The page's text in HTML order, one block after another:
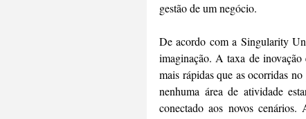
gestão de um negócio.
De acordo com a Singularity
imaginação. A taxa de inovação
mais rápidas que as ocorridas
nenhuma área de atividade
conectado aos novos